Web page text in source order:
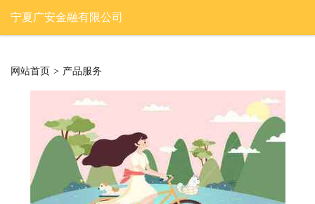
宁夏广安金融有限公司
网站首页 > 产品服务